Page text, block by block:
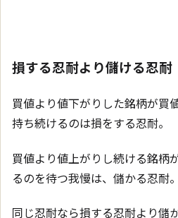
損する忍耐より儲ける忍耐
買値より値下がりした銘柄が買
持ち続けるのは損をする忍耐。
買値より値上がりし続ける銘柄
るのを待つ我慢は、儲かる忍耐。
同じ忍耐なら損する忍耐より儲